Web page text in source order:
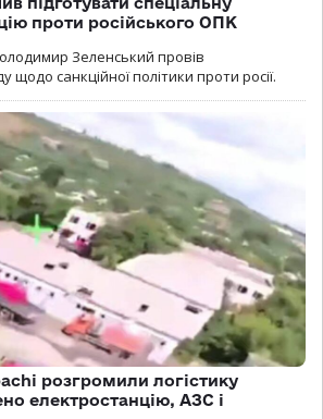
проти російського ОПК
Зеленський провів
щодо санкційної політики проти росії.
розгромили логістику
електростанцію, АЗС і